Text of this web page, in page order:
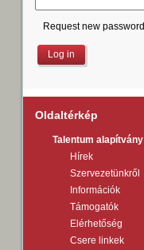
Request new password
Oldaltérkép
Talentum alapítvány
Hírek
Szervezetünkről
Információk
Támogatók
Elérhetőség
Csere linkek